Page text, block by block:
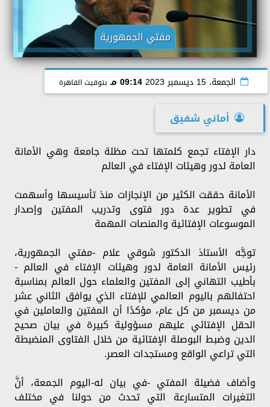
مفتي الجمهورية
الجمعة، 15 ديسمبر 2023 09:14 مـ بتوقيت القاهرة
أماني شفيق
دار الإفتاء تجمع كلمتها تحت مظلة جامعة وهي الأمانة
العامة لدور وهيئات الإفتاء في العالم
الأمانة حققت الكثير من الإنجازات منذ تأسيسها وأسهمت
في تطوير عدة دور فتوى وتدريب المفتين وإصدار
الموسوعات الإفتائية والمنصات المهمة
توجَّه الأستاذ الدكتور شوقي علام -مفتي الجمهورية،
رئيس الأمانة العامة لدور وهيئات الإفتاء في العالم -
بأطيب التهاني إلى المفتين والعلماء حول العالم بمناسبة
احتفالهم باليوم العالمي للإفتاء الذي يوافق الثاني عشر
من ديسمبر من كل عام، مؤكدًا أن المفتين والعاملين في
الحقل الإفتائي عليهم مسؤولية كبيرة في بيان صحيح
الدين وضبط البوصلة الإفتائية من خلال الفتاوى المنضبطة
التي تراعي الواقع ومستجدات العصر.
وأضاف فضيلة المفتي -في بيان له-اليوم الجمعة، أنَّ
التغيرات المتسارعة التي تحدث من حولنا في مختلف